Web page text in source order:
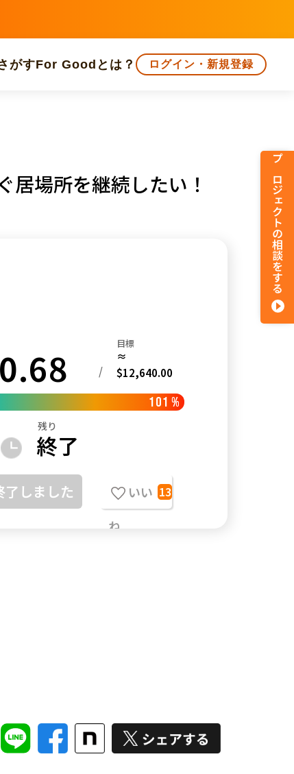
がすFor Goodとは？ ログイン・新規登録
場所を継続したい！
/
目標
≈
$12,640.00
101 %
残り
終了
了しました
いい
ね
13
プロジェクトの相談をする